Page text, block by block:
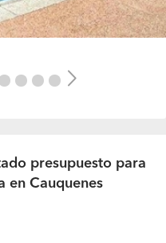
Next
presupuesto para
en Cauquenes